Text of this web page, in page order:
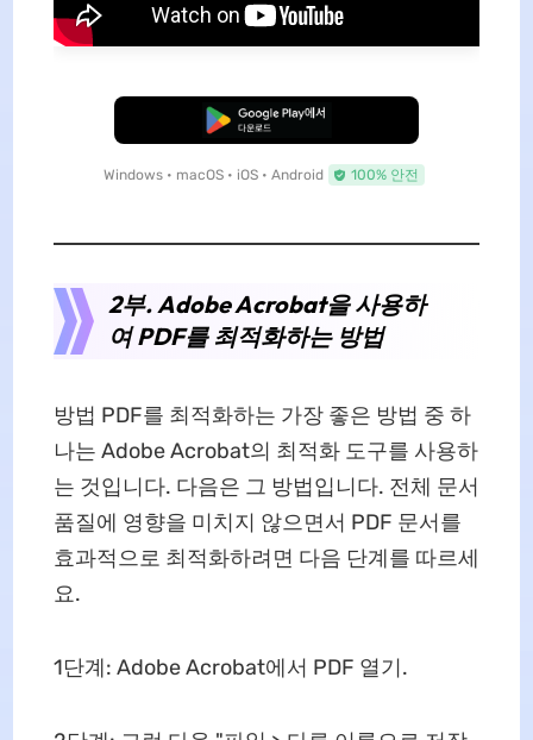
무료로 다운로드
Windows • macOS • iOS • Android 100% 안전
2부. Adobe Acrobat을 사용하
여 PDF를 최적화하는 방법
방법 PDF를 최적화하는 가장 좋은 방법 중 하
나는 Adobe Acrobat의 최적화 도구를 사용하
는 것입니다. 다음은 그 방법입니다. 전체 문서
품질에 영향을 미치지 않으면서 PDF 문서를
효과적으로 최적화하려면 다음 단계를 따르세
요.
1단계: Adobe Acrobat에서 PDF 열기.